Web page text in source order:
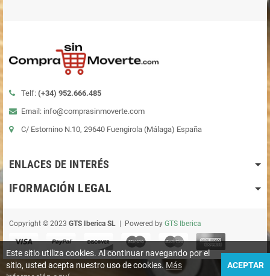
Telf: (+34) 952.666.485
Email: info@comprasinmoverte.com
C/ Estornino N.10, 29640 Fuengirola (Málaga) España
ENLACES DE INTERÉS
IFORMACIÓN LEGAL
Copyright © 2023 GTS Iberica SL | Powered by GTS Iberica
Este sitio utiliza cookies. Al continuar navegando por el
sitio, usted acepta nuestro uso de cookies. Más
ACEPTAR